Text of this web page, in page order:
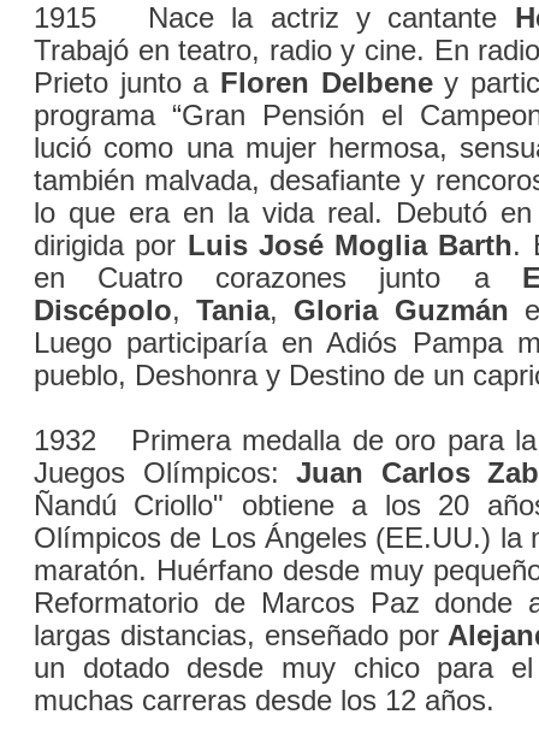
1915 Nace la actriz y cantante
Trabajó en teatro, radio y cine. En
Prieto junto a Floren Delbeney
programa “Gran Pensión el
lució como una mujer hermosa,
también malvada, desafiante y
lo que era en la vida real. Debutó
dirigida por Luis José Moglia Barth.
en Cuatro corazones junto a
Discépolo,Tania, Gloria Guzmán
Luego participaría en Adiós Pampa
pueblo, Deshonra y Destino de un
1932 Primera medalla de oro para
Juegos Olímpicos: Juan Carlos
Ñandú Criollo" obtiene a los 20
Olímpicos de Los Ángeles (EE.UU.) la
maratón. Huérfano desde muy
Reformatorio de Marcos Paz donde
largas distancias, enseñado por
un dotado desde muy chico para
muchas carreras desde los 12 años.